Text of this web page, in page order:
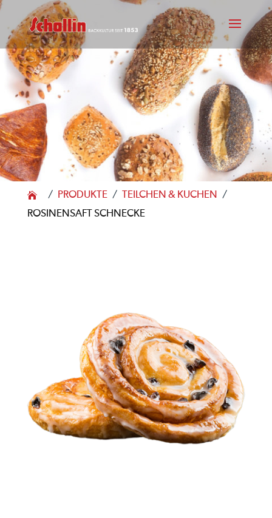
/ PRODUKTE / TEILCHEN & KUCHEN /
ROSINENSAFT SCHNECKE